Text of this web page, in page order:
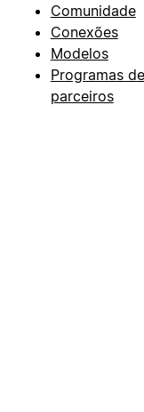
Comunidade
Conexões
Modelos
Programas de
parceiros